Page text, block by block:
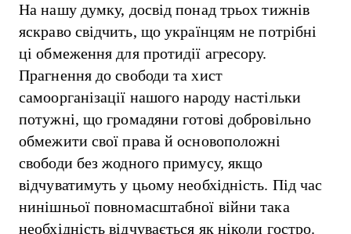
На нашу думку, досвід понад трьох тижнів
яскраво свідчить, що українцям не потрібні
ці обмеження для протидії агресору.
Прагнення до свободи та хист
самоорганізації нашого народу настільки
потужні, що громадяни готові добровільно
обмежити свої права й основоположні
свободи без жодного примусу, якщо
відчуватимуть у цьому необхідність. Під час
нинішньої повномасштабної війни така
необхідність відчувається як ніколи гостро.